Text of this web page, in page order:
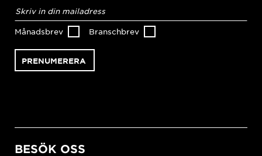
postadress*
Månadsbrev Branschbrev
BESÖK OSS